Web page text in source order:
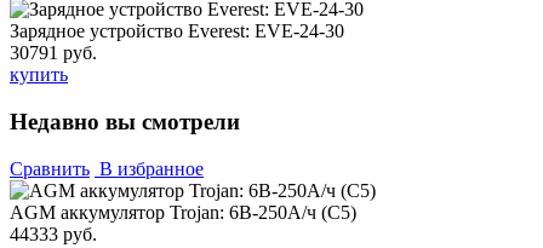
Зарядное устройство Everest: EVE-24-30
30791 руб.
купить
Недавно вы смотрели
Сравнить В избранное
AGM аккумулятор Trojan: 6В-250А/ч (С5)
44333 руб.